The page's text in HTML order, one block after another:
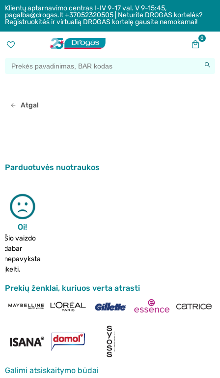
Klientų aptarnavimo centras I-IV 9-17 val. V 9-15:45,
pagalba@drogas.lt +37052320505 | Neturite DROGAS kortelės?
Registruokitės ir virtualią DROGAS kortelę gausite nemokamai!
0
Atgal
Parduotuvės nuotraukos
Oi!
Šio vaizdo
dabar
nepavyksta
įkelti.
Prekių ženklai, kuriuos verta atrasti
Galimi atsiskaitymo būdai